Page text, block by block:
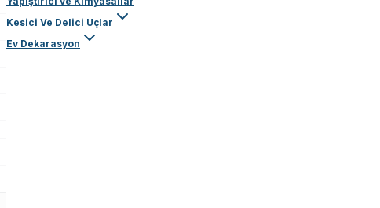
Kesici Ve Delici Uçlar
Ev Dekarasyon